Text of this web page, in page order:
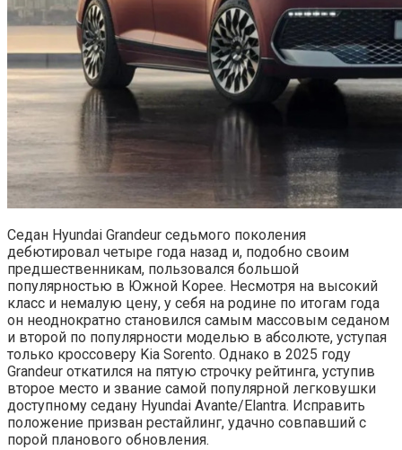
Седан Hyundai Grandeur седьмого поколения
дебютировал четыре года назад и, подобно своим
предшественникам, пользовался большой
популярностью в Южной Корее. Несмотря на высокий
класс и немалую цену, у себя на родине по итогам года
он неоднократно становился самым массовым седаном
и второй по популярности моделью в абсолюте, уступая
только кроссоверу Kia Sorento. Однако в 2025 году
Grandeur откатился на пятую строчку рейтинга, уступив
второе место и звание самой популярной легковушки
доступному седану Hyundai Avante/Elantra. Исправить
положение призван рестайлинг, удачно совпавший с
порой планового обновления.